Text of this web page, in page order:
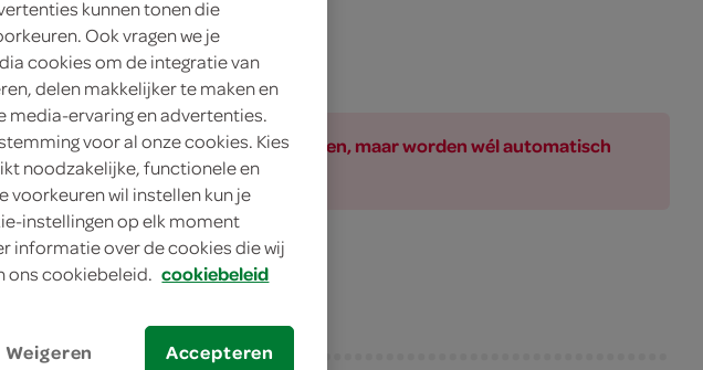
zijn niet zichtbaar bij de producten, maar worden wél automatisch
kunnen tonen die
Ook vragen we je
cookies om de integratie van
delen makkelijker te maken en
media-ervaring en advertenties.
voor al onze cookies. Kies
noodzakelijke, functionele en
voorkeuren wil instellen kun je
instellingen op elk moment
informatie over de cookies die wij
ons cookiebeleid. cookiebeleid
Weigeren Accepteren